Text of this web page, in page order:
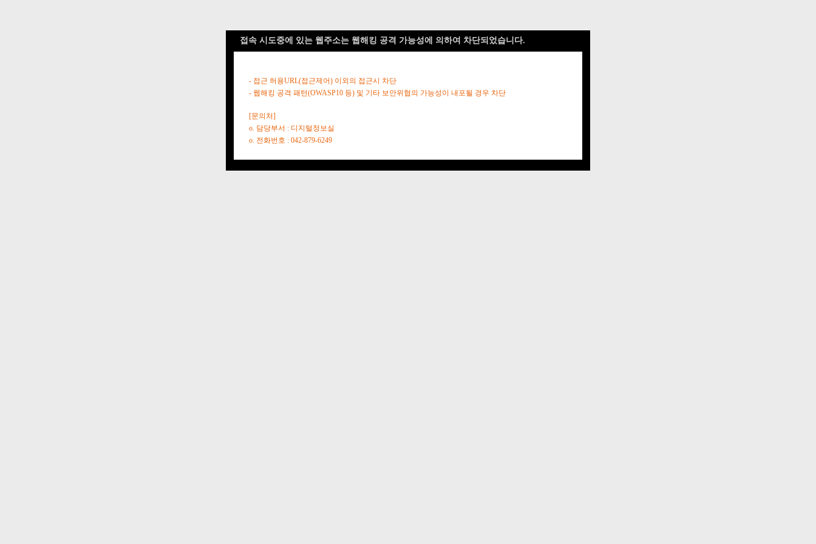
접속 시도중에 있는 웹주소는 웹해킹 공격 가능성에 의하여 차단되었습니다.
- 접근 허용URL(접근제어) 이외의 접근시 차단
- 웹해킹 공격 패턴(OWASP10 등) 및 기타 보안위협의 가능성이 내포될 경우 차단
[문의처]
o. 담당부서 : 디지털정보실
o. 전화번호 : 042-879-6249